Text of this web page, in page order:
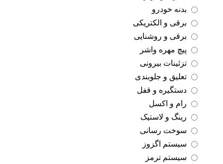
بدنه خودرو
برقی و الکتریکی
برقی و روشنایی
پیچ مهره واشر
تزئینات بیرونی
تعلیق و جلوبندی
دستگیره و قفل
رام و اکسل
رینگ و لاستیک
سوخت رسانی
سیستم اگزوز
سیستم ترمز